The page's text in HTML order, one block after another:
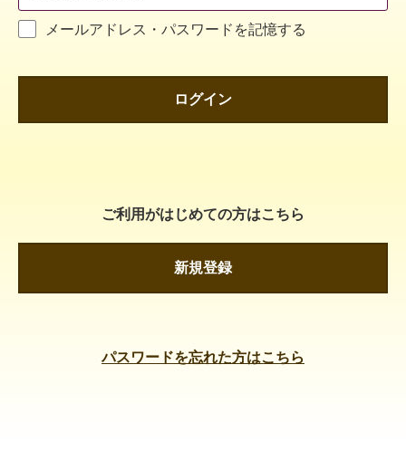
メールアドレス・パスワードを記憶する
ログイン
ご利用がはじめての方はこちら
新規登録
パスワードを忘れた方はこちら